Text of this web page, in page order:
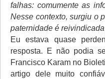
falhas: comumente as
Nesse contexto, surgiu o
paternidade é
Eu estava quase
resposta. E não podia
Francisco Karam no
artigo dele muito